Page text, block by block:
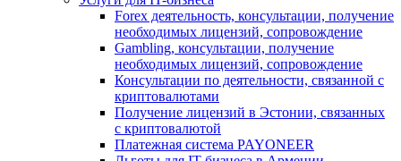
Forex деятельность, консультации, получение
необходимых лицензий, сопровождение
Gambling, консультации, получение
необходимых лицензий, сопровождение
Консультации по деятельности, связанной с
криптовалютами
Получение лицензий в Эстонии, связанных
с криптовалютой
Платежная система PAYONEER